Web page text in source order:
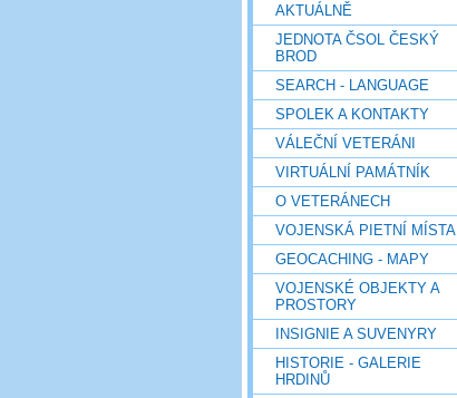
AKTUÁLNĚ
JEDNOTA ČSOL ČESKÝ
BROD
SEARCH - LANGUAGE
SPOLEK A KONTAKTY
VÁLEČNÍ VETERÁNI
VIRTUÁLNÍ PAMÁTNÍK
O VETERÁNECH
VOJENSKÁ PIETNÍ MÍSTA
GEOCACHING - MAPY
VOJENSKÉ OBJEKTY A
PROSTORY
INSIGNIE A SUVENYRY
HISTORIE - GALERIE
HRDINŮ